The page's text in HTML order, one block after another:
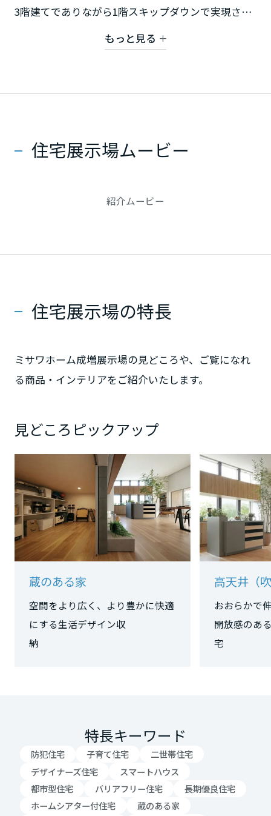
ミサワアイデンティティ
3階建てでありながら1階スキップダウンで実現させ
た３メートルの高天井や、2層吹抜けを通じて家族が
触れ合える新しい生活提案。ニューノーマルに対応
もっと見る
住宅展示場ムービー
紹介ムービー
住宅展示場の特長
ミサワホーム成増展示場の見どころや、ご覧になれ
る商品・インテリアをご紹介いたします。
見どころピックアップ
蔵のある家
空間をより広く、より豊かに快適
にする生活デザイン収
納
高天井（
おおらかで
開放感のあ
特長キーワード
防犯住宅 子育て住宅
二世帯住宅
デザイナーズ住宅
スマートハウス
都市型住宅
バリアフリー住宅
長期優良住宅
ホームシアター付住宅
蔵のある家
甲信越・北陸
山梨県
静岡県
愛知県
滋賀県
京都府
兵庫県
中国・四国エリア
鳥取県